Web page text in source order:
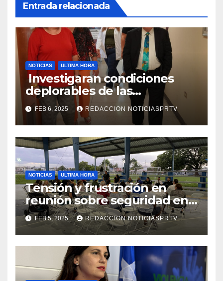
Entrada relacionada
NOTICIAS ULTIMA HORA
Investigaran condiciones
deplorables de las
facilidades el Departamento
de la Salud en Mayagüez
FEB 6, 2025 REDACCION NOTICIASPRTV
NOTICIAS ULTIMA HORA
Tensión y frustración en
reunión sobre seguridad en
Reparto Metropolitano
FEB 5, 2025 REDACCION NOTICIASPRTV